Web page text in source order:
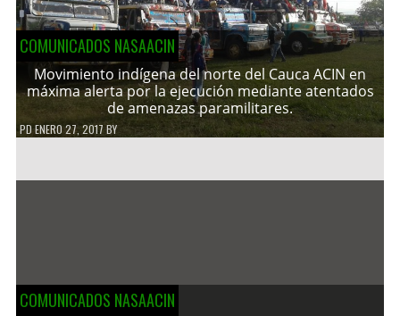
COMUNICADOS NASAACIN
Movimiento indígena del norte del Cauca ACIN en
máxima alerta por la ejecución mediante atentados
de amenazas paramilitares.
PDENERO 27, 2017 BY
COMUNICADOS NASAACIN